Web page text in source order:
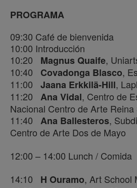
PROGRAMA
09:30 Café de bienvenida
10:00 Introducción
10:20 Magnus Quaife,
10:40 Covadonga Blasco,
11:00 Jaana Erkkilä-Hill,
11:20 Ana Vidal, Centro de
Nacional Centro de Arte
11:40 Ana Ballesteros,
Centro de Arte Dos de Mayo
12:00 – 14:00 Lunch / Comida
14:10 H Ouramo, Art School